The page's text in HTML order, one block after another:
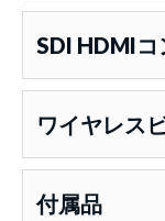
SDI HDMIコ
ワイヤレス
付属品